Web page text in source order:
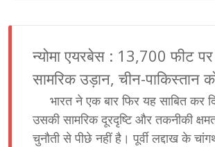
न्योमा एयरबेस : 13,700 फीट
सामरिक उड़ान, चीन-पाकिस्तान
संदेश
भारत ने एक बार फिर यह साबित कर
उसकी सामरिक दूरदृष्टि और तकनीकी
चुनौती से पीछे नहीं है। पूर्वी लद्दाख के